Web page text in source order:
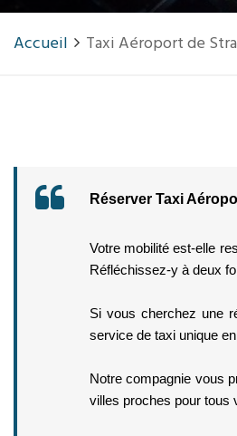
Accueil Taxi Aéroport de
Réserver Taxi
Votre mobilité est-elle
Réfléchissez-y à deux
Si vous cherchez une
service de taxi unique
Notre compagnie vous
villes proches pour tous